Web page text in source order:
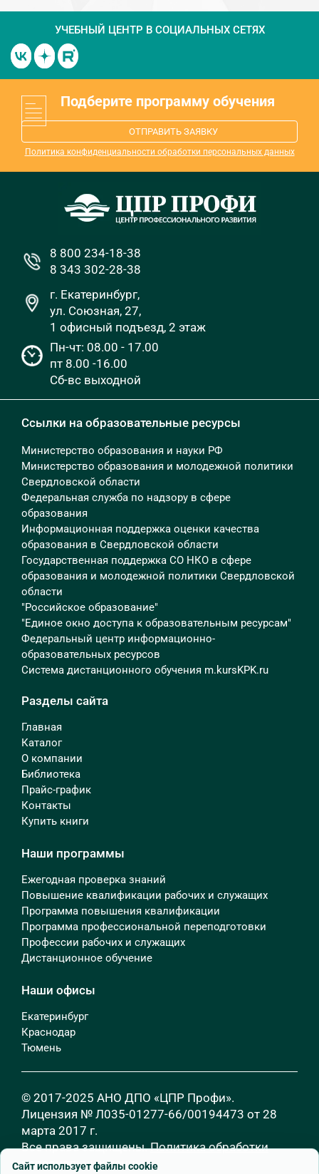
УЧЕБНЫЙ ЦЕНТР В СОЦИАЛЬНЫХ СЕТЯХ
Подберите программу обучения
ОТПРАВИТЬ ЗАЯВКУ
Политика конфиденциальности обработки персональных данных
8 800 234-18-38
8 343 302-28-38
г. Екатеринбург,
ул. Союзная, 27,
1 офисный подъезд, 2 этаж
Пн-чт: 08.00 - 17.00
пт 8.00 -16.00
Сб-вс выходной
Ссылки на образовательные ресурсы
Министерство образования и науки РФ
Министерство образования и молодежной политики
Свердловской области
Федеральная служба по надзору в сфере
образования
Информационная поддержка оценки качества
образования в Свердловской области
Государственная поддержка СО НКО в сфере
образования и молодежной политики Свердловской
области
"Российское образование"
"Единое окно доступа к образовательным ресурсам"
Федеральный центр информационно-
образовательных ресурсов
Система дистанционного обучения m.kursKPK.ru
Разделы сайта
Главная
Каталог
О компании
Библиотека
Прайс-график
Контакты
Купить книги
Наши программы
Ежегодная проверка знаний
Повышение квалификации рабочих и служащих
Программа повышения квалификации
Программа профессиональной переподготовки
Профессии рабочих и служащих
Дистанционное обучение
Наши офисы
Екатеринбург
Краснодар
Тюмень
© 2017-2025 АНО ДПО «ЦПР Профи».
Лицензия № Л035-01277-66/00194473 от 28
марта 2017 г.
Все права защищены.Политика обработки
персональных данных
Сайт использует файлы cookie